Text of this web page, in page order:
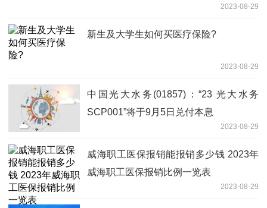
2023-08-29
新生及大学生如何买医疗保险?
2023-08-29
中国光大水务(01857)：“23 光大水务
SCP001”将于9月5日兑付本息
2023-08-29
威海职工医保报销能报销多少钱 2023年
威海职工医保报销比例一览表
2023-08-29